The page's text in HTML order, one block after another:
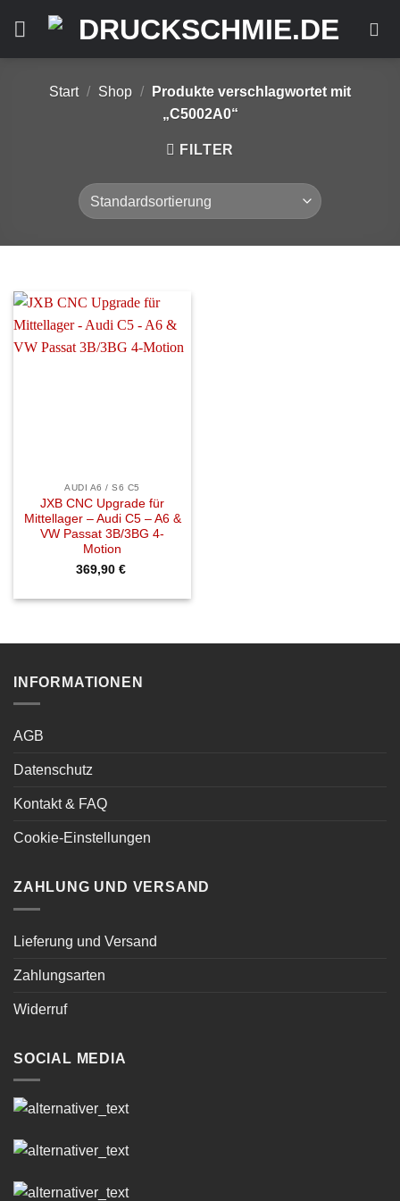
Inhalt
springen
Start / Shop /
Produkte verschlagwortet mit
„C5002A0“
FILTER
AUDI A6 / S6 C5
JXB CNC Upgrade für
Mittellager – Audi C5 – A6 &
VW Passat 3B/3BG 4-
Motion
369,90 €
INFORMATIONEN
AGB
Datenschutz
Kontakt & FAQ
Cookie-Einstellungen
ZAHLUNG UND VERSAND
Lieferung und Versand
Zahlungsarten
Widerruf
SOCIAL MEDIA